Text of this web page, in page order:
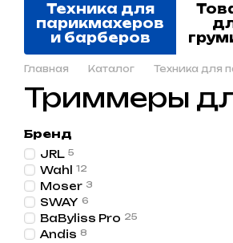
Техника для
парикмахеров
и барберов
Главная Каталог Техника для
Триммеры
Бренд
JRL 5
Wahl 12
Moser 3
SWAY 6
BaByliss Pro 25
Andis 8